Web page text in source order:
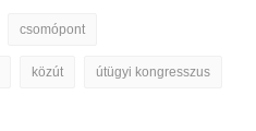
csomópont
közút útügyi kongresszus